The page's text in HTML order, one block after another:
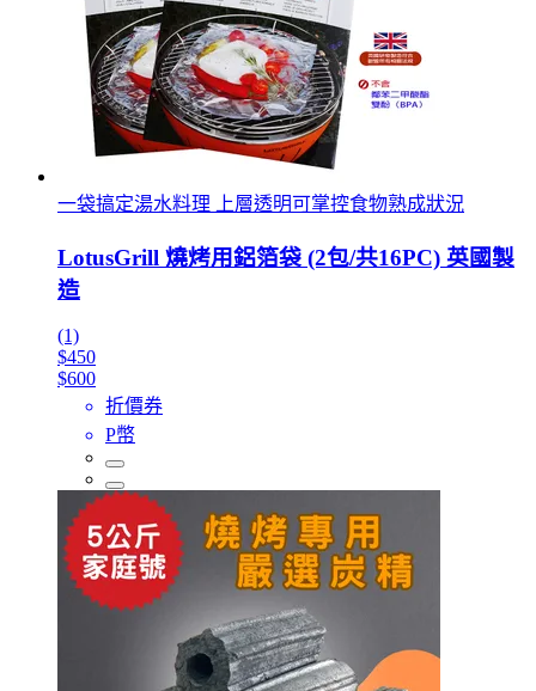
一袋搞定湯水料理 上層透明可掌控食物熟成狀況
LotusGrill 燒烤用鋁箔袋 (2包/共16PC) 英國製
造
(1)
$450
$600
折價券
P幣